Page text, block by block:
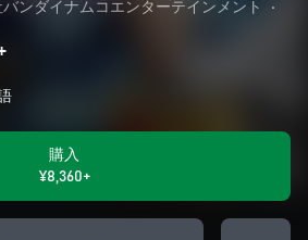
ンダイナムコエンターテインメント
•
購入
¥8,360+